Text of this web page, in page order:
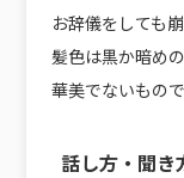
お辞儀をしても
髪色は黒か暗め
華美でないもの
話し方・聞き